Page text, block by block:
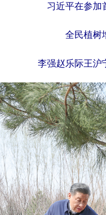
习近平在参加
全民植树
李强赵乐际王沪